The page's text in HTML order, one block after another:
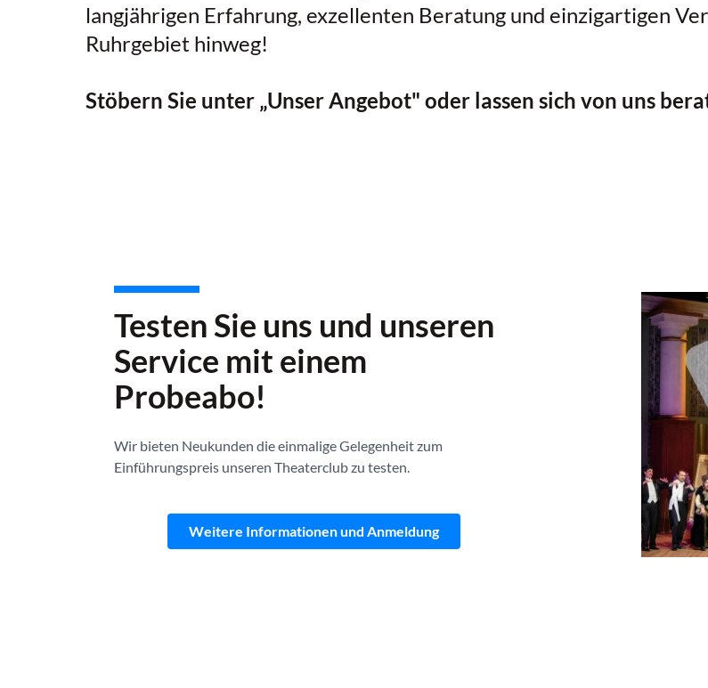
langjährigen Erfahrung, exzellenten Beratung und einzigartigen
Ruhrgebiet hinweg!
Stöbern Sie unter „Unser Angebot" oder lassen sich von uns
Testen Sie uns und unseren
Service mit einem
Probeabo!
Wir bieten Neukunden die einmalige Gelegenheit zum
Einführungspreis unseren Theaterclub zu testen.
Weitere Informationen und Anmeldung